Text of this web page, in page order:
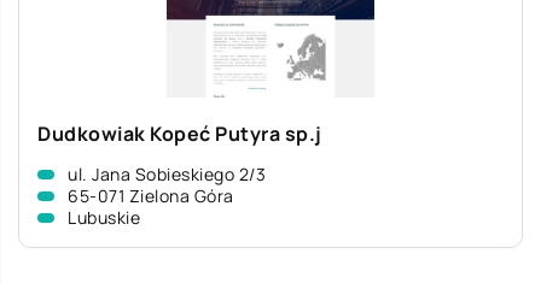
Dudkowiak Kopeć Putyra sp.j
ul. Jana Sobieskiego 2/3
65-071 Zielona Góra
Lubuskie